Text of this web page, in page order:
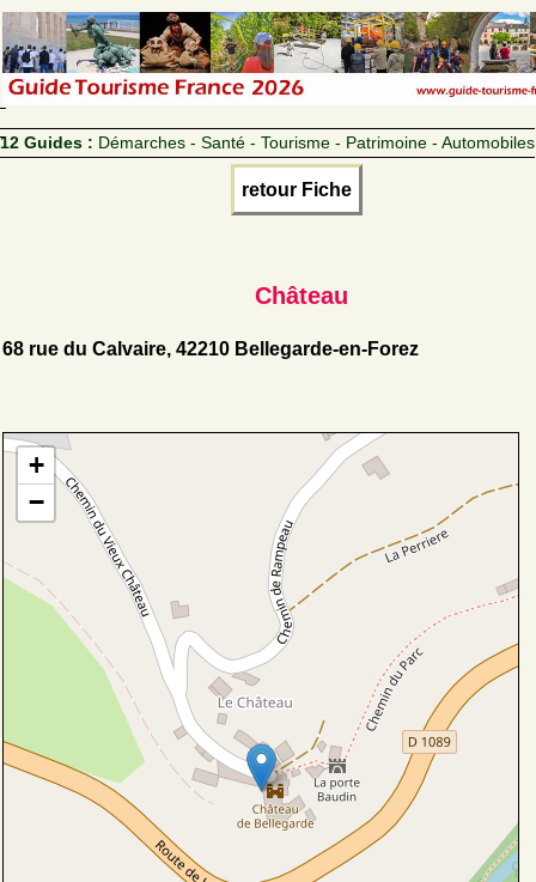
12 Guides : Démarches - Santé - Tourisme - Patrimoine - Automobiles
retour Fiche
Château
68 rue du Calvaire, 42210 Bellegarde-en-Forez
+
−